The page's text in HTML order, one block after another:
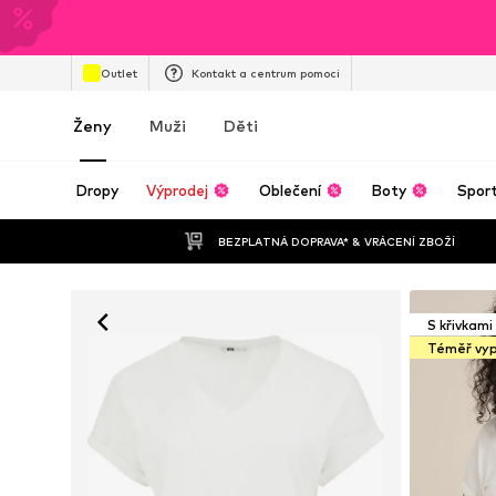
Outlet Kontakt a centrum pomoci
Ženy Muži Děti
Dropy Výprodej Oblečení Boty Sport
BEZPLATNÁ DOPRAVA* & VRÁCENÍ ZBOŽÍ
S křivkami
Téměř